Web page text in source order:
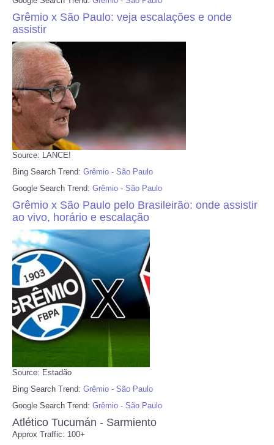
Grêmio x São Paulo: veja escalações e onde
assistir
Source: LANCE!
Bing Search Trend: Grêmio - São Paulo
Google Search Trend: Grêmio - São Paulo
Grêmio x São Paulo pelo Brasileirão: onde assistir
ao vivo, horário e escalação
Source: Estadão
Bing Search Trend: Grêmio - São Paulo
Google Search Trend: Grêmio - São Paulo
Atlético Tucumán - Sarmiento
Approx Traffic: 100+